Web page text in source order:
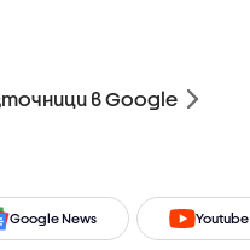
в Google
Google News Youtube